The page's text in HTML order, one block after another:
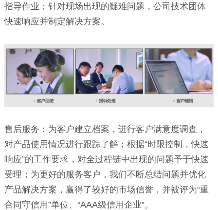
指导作业；针对现场出现的疑难问题，公司技术团体
快速响应并制定解决方案。
售后服务：为客户建立档案，进行客户满意度调查，
对产品使用情况进行跟踪了解；根据“时限控制，快速
响应”的工作要求，对全过程链中出现的问题予于快速
受理；为更好的服务客户，我们不断总结问题并优化
产品解决方案，赢得了较好的市场信誉，并被评为“重
合同守信用”单位、“AAA级信用企业”。